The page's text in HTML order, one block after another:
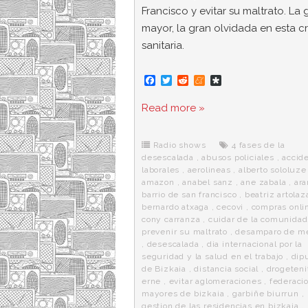
Francisco y evitar su maltrato. La
mayor, la gran olvidada en esta
sanitaria.
F
e
o
k
T
t
r
R
d
M
e
r
a
Read more »
Radio shows
4 fases de la
desescalada ,abusos policiales ,
laborales , aerolineas ,alberto sololuze
amazon ,anabel sanz ,ane zabala ,
barrio de san francisco , beatriz
bernardo atxaga ,cecovi , compras
cony carranza , cuidar de la comunidad
prevenir su maltrato ,desamparo de
, desescalada , dia internacional por la
seguridad y la salud en el trabajo ,
de Bizkaia ,distancia social ,
erne , evitar aglomeraciones ,
mayores de bizkaia , garbiñe biurrun ,
gestion de las residencias en bizkaia ,